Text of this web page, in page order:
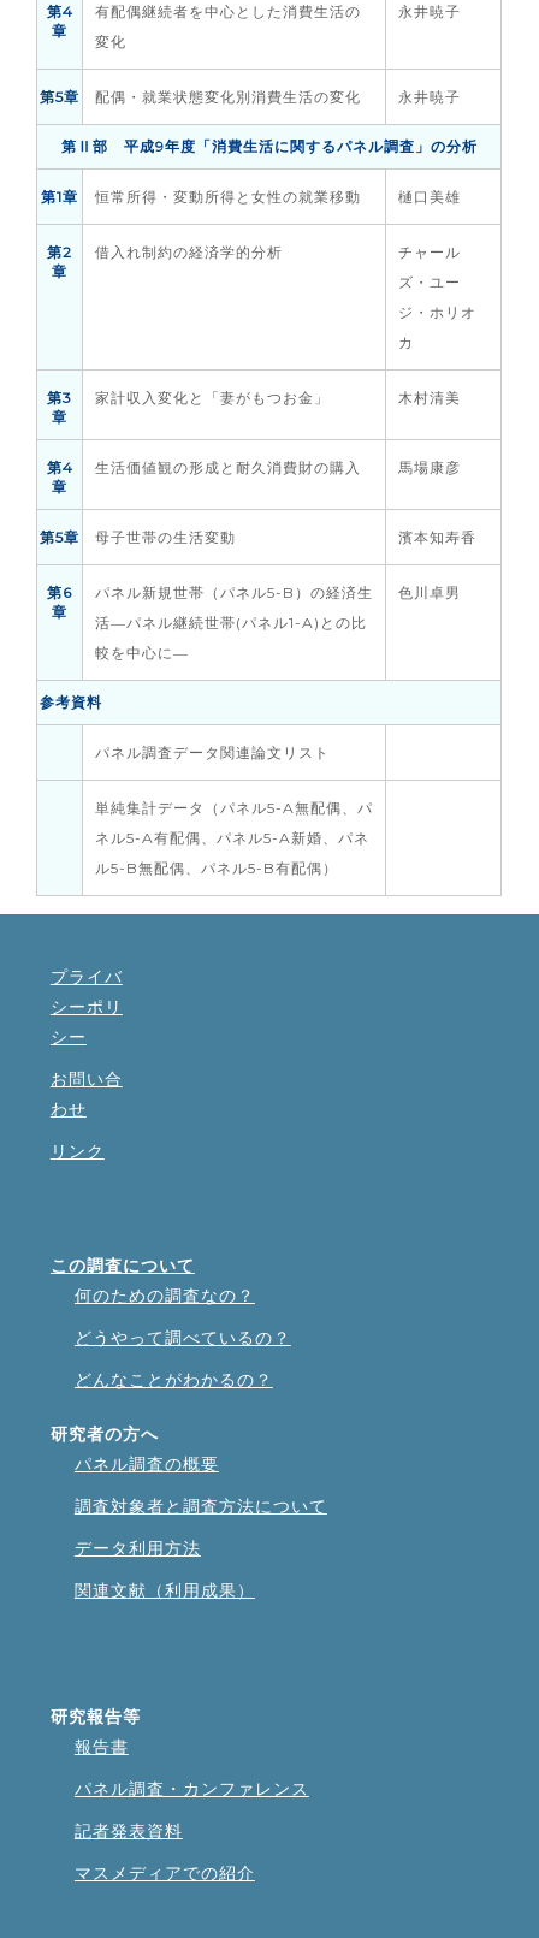
第4
章
有配偶継続者を中心とした消費生活の
変化
永井暁子
第5章 配偶・就業状態変化別消費生活の変化 永井暁子
第Ⅱ部 平成9年度「消費生活に関するパネル調査」の分析
第1章 恒常所得・変動所得と女性の就業移動 樋口美雄
第2
章
借入れ制約の経済学的分析
チャール
ズ・ユー
ジ・ホリオ
カ
第3
章
家計収入変化と「妻がもつお金」 木村清美
第4
章
生活価値観の形成と耐久消費財の購入 馬場康彦
第5章 母子世帯の生活変動 濱本知寿香
第6
章
パネル新規世帯（パネル5-B）の経済生
活―パネル継続世帯(パネル1-A)との比
較を中心に―
色川卓男
参考資料
パネル調査データ関連論文リスト
単純集計データ（パネル5-A無配偶、パ
ネル5-A有配偶、パネル5-A新婚、パネ
ル5-B無配偶、パネル5-B有配偶）
プライバ
シーポリ
シー
お問い合
わせ
リンク
この調査について
何のための調査なの？
どうやって調べているの？
どんなことがわかるの？
研究者の方へ
パネル調査の概要
調査対象者と調査方法について
データ利用方法
関連文献（利用成果）
研究報告等
報告書
パネル調査・カンファレンス
記者発表資料
マスメディアでの紹介